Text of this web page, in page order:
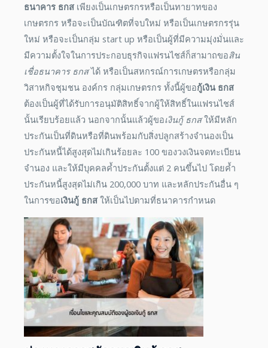
ธนาคาร ธกส เพียงเป็นเกษตรกรหรือเป็นทายาทของ
เกษตรกร หรือจะเป็นบัณฑิตที่จบใหม่ หรือเป็นเกษตรกรรุ่น
ใหม่ หรือจะเป็นกลุ่ม start up หรือเป็นผู้ที่มีความมุ่งมั่นและ
มีความตั้งใจในการประกอบธุรกิจแฟรนไชส์ก็สามาถขอสิน
เชื่อธนาคาร ธกสได้ หรือเป็นสหกรณ์การเกษตรหรือกลุ่ม
วิสาหกิจชุมชน องค์กร กลุ่มเกษตรกร ทั้งนี้ผู้ขอกู้เงิน ธกส
ต้องเป็นผู้ที่ได้รับการอนุมัติสิทธิ์จากผู้ให้สิทธิ์ในแฟรนไชส์
นั้นเรียบร้อยแล้ว นอกจากนั้นแล้วผู้ขอเงินกู้ ธกสให้มีหลัก
ประกันเป็นที่ดินหรือที่ดินพร้อมกับสิ่งปลูกสร้างจำนองเป็น
ประกันหนี้ได้สูงสุดไม่เกินร้อยละ 100 ของวงเงินจดทะเบียน
จำนอง และให้มีบุคคลค้ำประกันตั้งแต่ 2 คนขึ้นไป โดยค้ำ
ประกันหนี้สูงสุดไม่เกิน 200,000 บาท และหลักประกันอื่น ๆ
ในการขอเงินกู้ ธกส ให้เป็นไปตามที่ธนาคารกำหนด